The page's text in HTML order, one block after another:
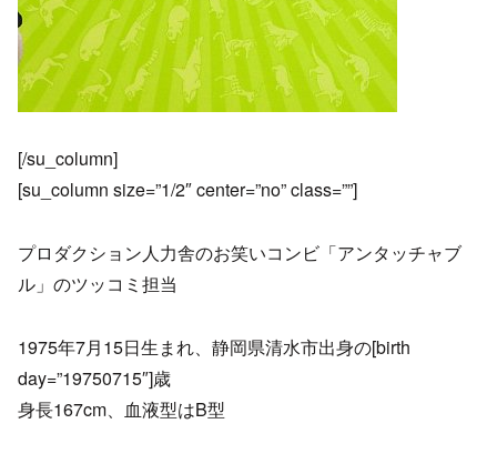
[/su_column]
[su_column size=”1/2″ center=”no” class=””]
プロダクション人力舎のお笑いコンビ「アンタッチャブ
ル」のツッコミ担当
1975年7月15日生まれ、静岡県清水市出身の[birth
day=”19750715″]歳
身長167cm、血液型はB型